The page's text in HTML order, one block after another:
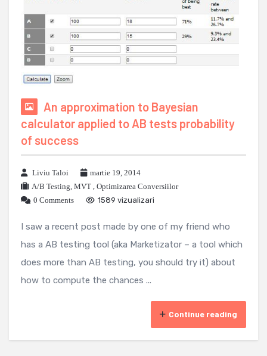
An approximation to Bayesian
calculator applied to AB tests probability
of success
Liviu Taloi
martie 19, 2014
A/B Testing, MVT , Optimizarea Conversiilor
0 Comments
1589 vizualizari
I saw a recent post made by one of my friend who
has a AB testing tool (aka Marketizator – a tool which
does more than AB testing, you should try it) about
how to compute the chances ...
Continue reading